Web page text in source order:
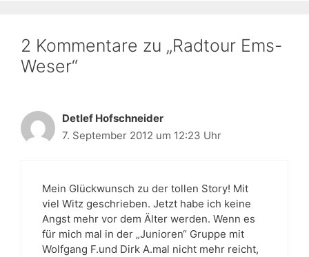
2 Kommentare zu „Radtour Ems-
Weser“
Detlef Hofschneider
7. September 2012 um 12:23 Uhr
Mein Glückwunsch zu der tollen Story! Mit
viel Witz geschrieben. Jetzt habe ich keine
Angst mehr vor dem Älter werden. Wenn es
für mich mal in der „Junioren“ Gruppe mit
Wolfgang F.und Dirk A.mal nicht mehr reicht,